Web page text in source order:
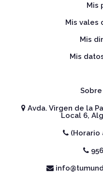
Mis
Mis vales
Mis
Mis
Avda. Virgen de la
Local 6,
(Horario